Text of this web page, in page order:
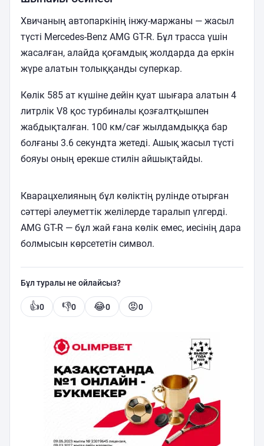
Хвичаның автопаркінің інжу-маржаны — жасыл
түсті Mercedes-Benz AMG GT-R. Бұл трасса үшін
жасалған, алайда қоғамдық жолдарда да еркін
жүре алатын толыққанды суперкар.
Көлік 585 ат күшіне дейін қуат шығара алатын 4
литрлік V8 қос турбиналы қозғалтқышпен
жабдықталған. 100 км/сағ жылдамдыққа бар
болғаны 3.6 секундта жетеді. Ашық жасыл түсті
бояуы оның ерекше стилін айшықтайды.
Кварацхелияның бұл көліктің рулінде отырған
сәттері әлеуметтік желілерде таралып үлгерді.
AMG GT-R — бұл жай ғана көлік емес, иесінің дара
болмысын көрсететін символ.
Бұл туралы не ойлайсыз?
👍0 👎0 😂0 😡0